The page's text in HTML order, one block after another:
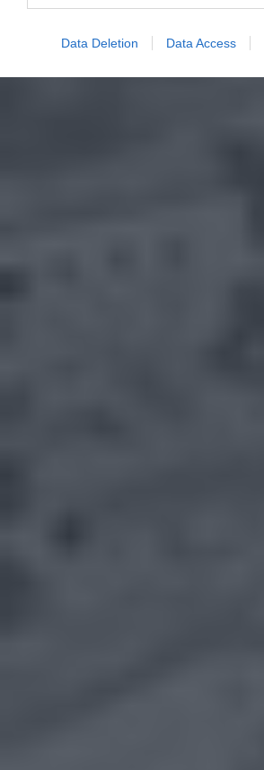
Data Deletion Data Access